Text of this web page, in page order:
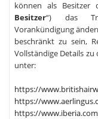
können als Besitzer
Besitzer“) das
Vorankündigung
beschränkt zu sein,
Vollständige Details
unter:
https://
https://
https://